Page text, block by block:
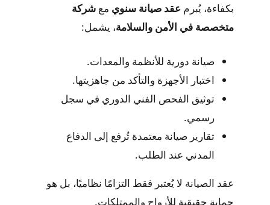
بكفاءة، يُبرم عقد صيانة سنوي مع شركة
متخصصة في الأمن والسلامة، يشمل:
صيانة دورية للأنظمة والمعدات.
اختبار الأجهزة والتأكد من جاهزيتها.
توثيق الفحص الفني الدوري في سجل
رسمي.
تقارير صيانة معتمدة تُرفع إلى الدفاع
المدني عند الطلب.
عقد الصيانة لا يُعتبر فقط التزامًا نظاميًا، بل هو
حماية حقيقية للأرواح والممتلكات.